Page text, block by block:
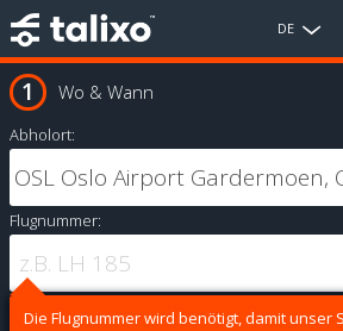
DE
Wo & Wann
Abholort:
Flugnummer:
Die Flugnummer wird benötigt, damit unser